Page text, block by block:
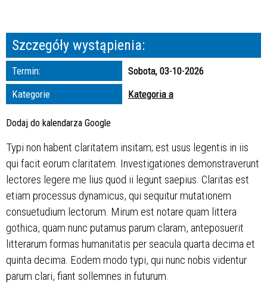
Trwające w
zakresie
Miejsce
Organizator
Szczegóły wystąpienia:
Termin:
Sobota, 03-10-2026
Kategorie
Kategoria a
Dodaj do kalendarza Google
Typi non habent claritatem insitam; est usus legentis in iis
qui facit eorum claritatem. Investigationes demonstraverunt
lectores legere me lius quod ii legunt saepius. Claritas est
etiam processus dynamicus, qui sequitur mutationem
consuetudium lectorum. Mirum est notare quam littera
gothica, quam nunc putamus parum claram, anteposuerit
litterarum formas humanitatis per seacula quarta decima et
quinta decima. Eodem modo typi, qui nunc nobis videntur
parum clari, fiant sollemnes in futurum.